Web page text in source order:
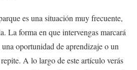
es una situación muy frecuente,
La forma en que intervengas marcará
oportunidad de aprendizaje o un
A lo largo de este artículo verás